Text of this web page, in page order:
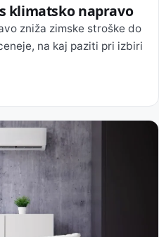
klimatsko napravo
zniža zimske stroške do
na kaj paziti pri izbiri